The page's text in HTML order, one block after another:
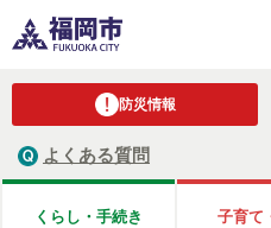
防災情報
よくある質問
くらし・手続き 子育て